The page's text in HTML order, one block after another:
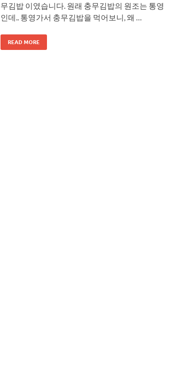
무김밥 이였습니다. 원래 충무김밥의 원조는 통영
인데.. 통영가서 충무김밥을 먹어보니, 왜 …
READ MORE